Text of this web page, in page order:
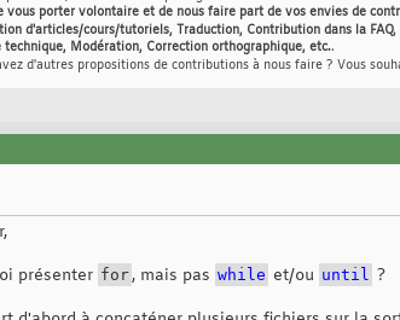
vous porter volontaire et de nous faire part de vos envies de
d'articles/cours/tutoriels, Traduction, Contribution dans la
technique, Modération, Correction orthographique, etc..
d'autres propositions de contributions à nous faire ? Vous
présenter for, mais pas while et/ou until ?